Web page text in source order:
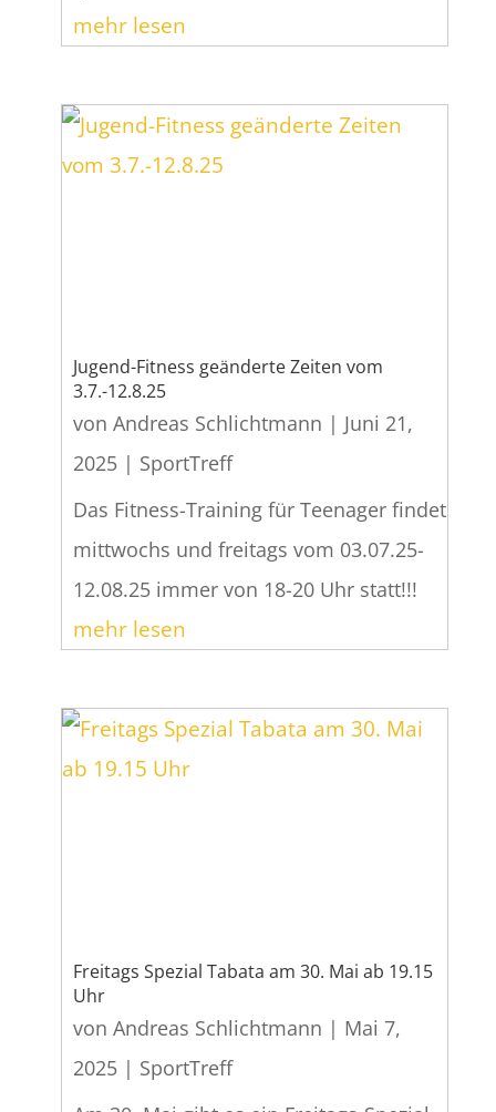
mehr lesen
Jugend-Fitness geänderte Zeiten vom
3.7.-12.8.25
von Andreas Schlichtmann | Juni 21,
2025| SportTreff
Das Fitness-Training für Teenager findet
mittwochs und freitags vom 03.07.25-
12.08.25 immer von 18-20 Uhr statt!!!
mehr lesen
Freitags Spezial Tabata am 30. Mai ab 19.15
Uhr
von Andreas Schlichtmann | Mai 7,
2025| SportTreff